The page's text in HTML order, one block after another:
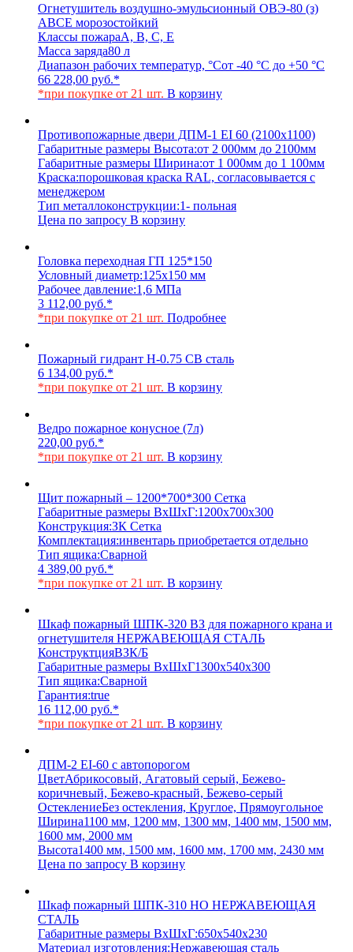
Огнетушитель воздушно-эмульсионный ОВЭ-80 (з)
АВCЕ морозостойкий
Классы пожараA, B, C, E
Масса заряда80 л
Диапазон рабочих температур, °Сот -40 °С до +50 °С
66 228,00 руб.*
*при покупке от 21 шт. В корзину
Противопожарные двери ДПМ-1 EI 60 (2100х1100)
Габаритные размеры Высота:от 2 000мм до 2100мм
Габаритные размеры Ширина:от 1 000мм до 1 100мм
Краска:порошковая краска RAL, согласовывается с
менеджером
Тип металлоконструкции:1- польная
Цена по запросу В корзину
Головка переходная ГП 125*150
Условный диаметр:125х150 мм
Рабочее давление:1,6 МПа
3 112,00 руб.*
*при покупке от 21 шт. Подробнее
Пожарный гидрант Н-0.75 СВ сталь
6 134,00 руб.*
*при покупке от 21 шт. В корзину
Ведро пожарное конусное (7л)
220,00 руб.*
*при покупке от 21 шт. В корзину
Щит пожарный – 1200*700*300 Сетка
Габаритные размеры ВхШхГ:1200х700х300
Конструкция:ЗК Сетка
Комплектация:инвентарь приобретается отдельно
Тип ящика:Сварной
4 389,00 руб.*
*при покупке от 21 шт. В корзину
Шкаф пожарный ШПК-320 ВЗ для пожарного крана и
огнетушителя НЕРЖАВЕЮЩАЯ СТАЛЬ
КонструктцияВЗК/Б
Габаритные размеры ВхШхГ1300х540х300
Тип ящика:Сварной
Гарантия:true
16 112,00 руб.*
*при покупке от 21 шт. В корзину
ДПМ-2 EI-60 с автопорогом
ЦветАбрикосовый, Агатовый серый, Бежево-
коричневый, Бежево-красный, Бежево-серый
ОстеклениеБез остекления, Круглое, Прямоугольное
Ширина1100 мм, 1200 мм, 1300 мм, 1400 мм, 1500 мм,
1600 мм, 2000 мм
Высота1400 мм, 1500 мм, 1600 мм, 1700 мм, 2430 мм
Цена по запросу В корзину
Шкаф пожарный ШПК-310 НО НЕРЖАВЕЮЩАЯ
СТАЛЬ
Габаритные размеры ВхШхГ:650х540х230
Материал изготовления:Нержавеющая сталь